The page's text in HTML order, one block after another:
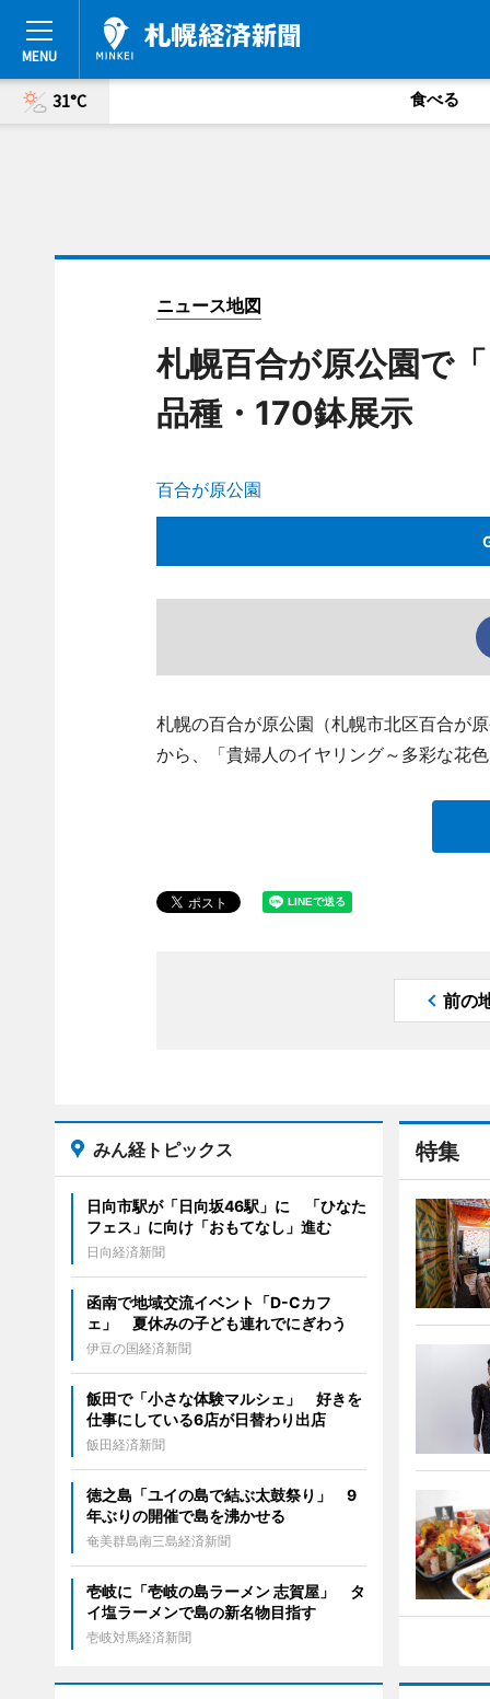
31°C 食べる
ニュース地図
札幌百合が原公園で
品種・170鉢展示
百合が原公園
札幌の百合が原公園（札幌市北区百合が
から、「貴婦人のイヤリング～多彩な花
前の
特集
みん経トピックス
日向市駅が「日向坂46駅」に 「ひなた
フェス」に向け「おもてなし」進む
日向経済新聞
函南で地域交流イベント「D-Cカフ
ェ」 夏休みの子ども連れでにぎわう
伊豆の国経済新聞
飯田で「小さな体験マルシェ」 好きを
仕事にしている6店が日替わり出店
飯田経済新聞
徳之島「ユイの島で結ぶ太鼓祭り」 9
年ぶりの開催で島を沸かせる
奄美群島南三島経済新聞
壱岐に「壱岐の島ラーメン 志賀屋」 タ
イ塩ラーメンで島の新名物目指す
壱岐対馬経済新聞